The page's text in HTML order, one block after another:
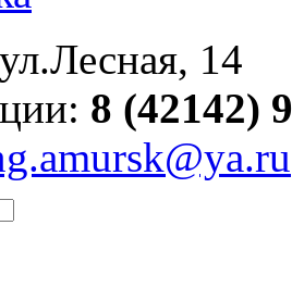
14
8 (42142)